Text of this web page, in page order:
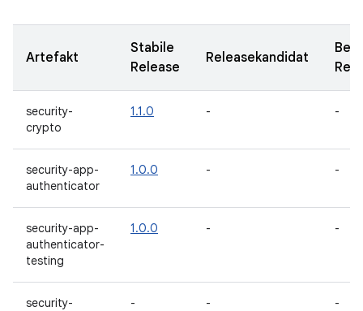
Artefakt
Stabile
Release
Releasekandidat
security-
crypto
1.1.0 - -
security-app-
authenticator
1.0.0 - -
security-app-
authenticator-
testing
1.0.0 - -
security-
- - -